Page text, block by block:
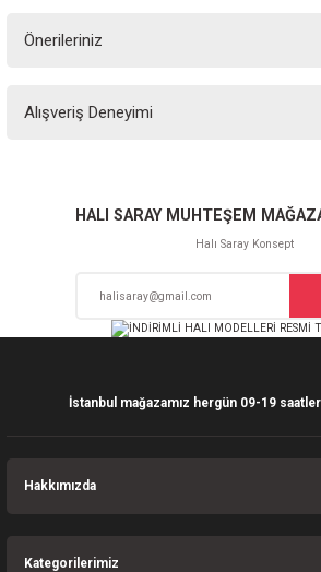
Önerileriniz
yetersiz gördüğünüz noktaları öneri formunu
Ürün resmi kalitesiz, bozuk veya
Ürün açıklamasında eksik bilgiler bulunuyor.
Bu ürüne benzer farklı alternatifler olmalı.
Alışveriş Deneyimi
Sitemize ilk yorumu siz
HALI SARAY MUHTEŞEM
Halı Saray Konsept
İstanbul mağazamız hergün 09-19 saatleri
Hakkımızda
Kategorilerimiz